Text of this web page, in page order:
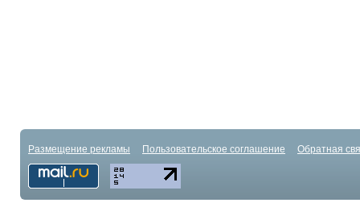
Размещение рекламы Пользовательское соглашение Обратная